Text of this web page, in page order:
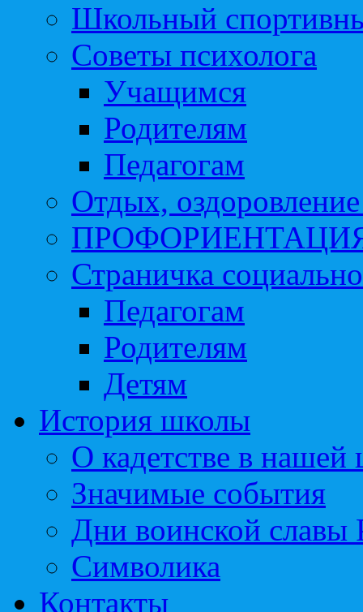
Школьный
Советы психолога
Учащимся
Родителям
Педагогам
Отдых, оздоровление
Страничка
Педагогам
Родителям
Детям
История школы
О кадетстве в нашей
Значимые события
Дни воинской славы
Символика
Контакты